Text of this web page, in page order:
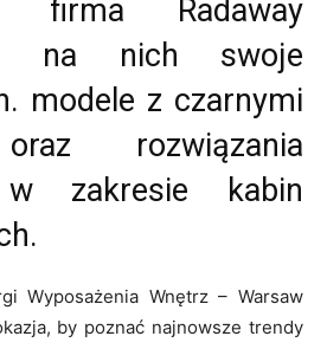
firma Radaway
na nich swoje
modele z czarnymi
rozwiązania
w zakresie kabin
Wyposażenia Wnętrz – Warsaw
by poznać najnowsze trendy